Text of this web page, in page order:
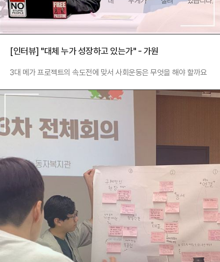
[인터뷰] "대체 누가 성장하고 있는가" - 가원
3대 메가 프로젝트의 속도전에 맞서 사회운동은 무엇을 해야 할까요